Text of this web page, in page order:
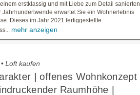
erstklassig und mit Liebe zum Detail sanierten
Jahrhundertwende erwartet Sie ein Wohnerlebnis
Dieses im Jahr 2021 fertiggestellte
mehr anzeigen
Loft kaufen
| offenes Wohnkonzept
Raumhöhe |